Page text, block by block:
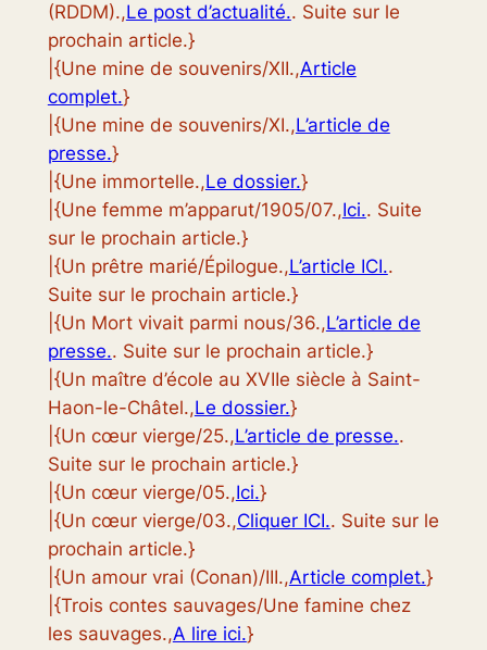
(RDDM).,Le post d’actualité.. Suite sur le
prochain article.}
|{Une mine de souvenirs/XII.,Article
complet.}
|{Une mine de souvenirs/XI.,L’article de
presse.}
|{Une immortelle.,Le dossier.}
|{Une femme m’apparut/1905/07.,Ici.. Suite
sur le prochain article.}
|{Un prêtre marié/Épilogue.,L’article ICI..
Suite sur le prochain article.}
|{Un Mort vivait parmi nous/36.,L’article de
presse.. Suite sur le prochain article.}
|{Un maître d’école au XVIIe siècle à Saint-
Haon-le-Châtel.,Le dossier.}
|{Un cœur vierge/25.,L’article de presse..
Suite sur le prochain article.}
|{Un cœur vierge/05.,Ici.}
|{Un cœur vierge/03.,Cliquer ICI.. Suite sur le
prochain article.}
|{Un amour vrai (Conan)/III.,Article complet.}
|{Trois contes sauvages/Une famine chez
les sauvages.,A lire ici.}